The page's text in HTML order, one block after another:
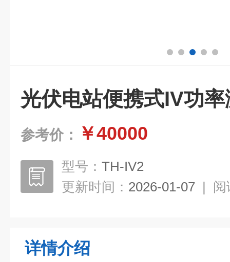
光伏电站便携式IV功
参考价： ￥40000
型号： TH-IV2
更新时间： 2026-01-07 | 阅
详情介绍